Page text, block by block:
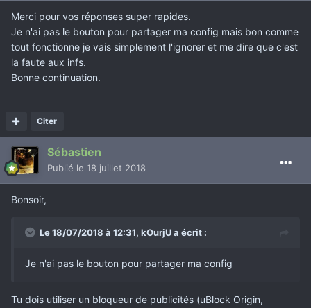
Merci pour vos réponses super rapides.
Je n'ai pas le bouton pour partager ma config mais bon comme
tout fonctionne je vais simplement l'ignorer et me dire que c'est
la faute aux infs.
Bonne continuation.
Citer
Sébastien
Publié le 18 juillet 2018
Bonsoir,
Le 18/07/2018 à 12:31, kOurjUa écrit :
Je n'ai pas le bouton pour partager ma config
Tu dois utiliser un bloqueur de publicités (uBlock Origin,